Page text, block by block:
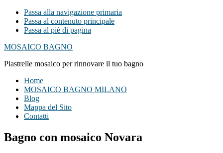
Passa alla navigazione primaria
Passa al contenuto principale
Passa al piè di pagina
MOSAICO BAGNO
Piastrelle mosaico per rinnovare il tuo bagno
Home
MOSAICO BAGNO MILANO
Blog
Mappa del Sito
Contatti
Bagno con mosaico Novara